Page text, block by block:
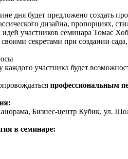
дня будет предложено создать
дизайна, пропорциях,
участников семинара Томас
секретами при создании
каждого участника будет
профессиональным
Бизнес-центр Кубик, ул.
в семинаре: